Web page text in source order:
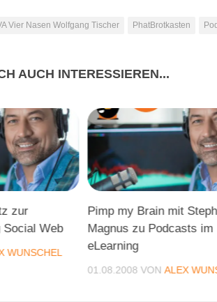
Vier Nasen Wolfgang Tischer PhatBrotkasten
AUCH INTERESSIEREN...
Pimp my Brain mit
Magnus zu Podcasts im
eLearning
01.08.2008 VONALEX
zur
Social Web
WUNSCHEL